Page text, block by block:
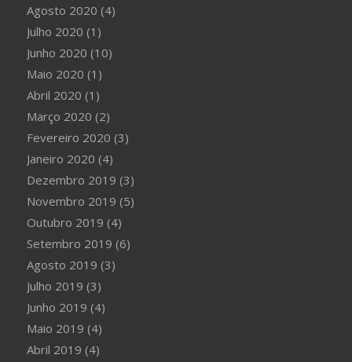
Agosto 2020 (4)
Julho 2020 (1)
Junho 2020 (10)
Maio 2020 (1)
Abril 2020 (1)
Março 2020 (2)
Fevereiro 2020 (3)
Janeiro 2020 (4)
Dezembro 2019 (3)
Novembro 2019 (5)
Outubro 2019 (4)
Setembro 2019 (6)
Agosto 2019 (3)
Julho 2019 (3)
Junho 2019 (4)
Maio 2019 (4)
Abril 2019 (4)